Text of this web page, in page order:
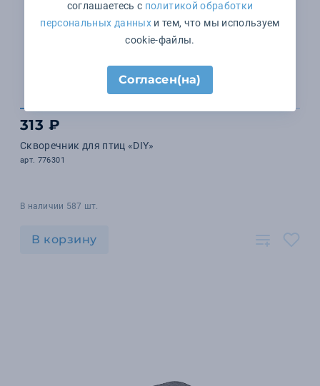
313 ₽
Скворечник для птиц «DIY»
арт. 776301
В наличии 587 шт.
В корзину
соглашаетесь с политикой обработки
персональных данныхи тем, что мы используем
cookie-файлы.
Согласен(на)